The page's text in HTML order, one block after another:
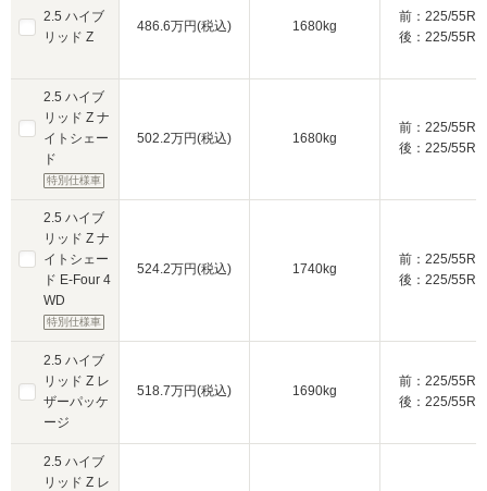
2.5 ハイブ
リッド Z
2.5 ハイブ
リッド Z ナ
イトシェー
ド
特別仕様車
2.5 ハイブ
リッド Z ナ
イトシェー
ド E-Four 4
WD
特別仕様車
2.5 ハイブ
リッド Z レ
ザーパッケ
ージ
2.5 ハイブ
リッド Z レ
486.6万円(税込) 1680kg
前：225/
後：225/
502.2万円(税込) 1680kg
前：225/
後：225/
524.2万円(税込) 1740kg
前：225/
後：225/
518.7万円(税込) 1690kg
前：225/
後：225/